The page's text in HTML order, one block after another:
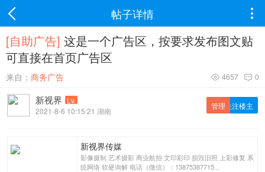
帖子详情 
[自助广告] 这是一个广告区，按要求发布图文贴
可直接在首页广告区
来自： 商务广告  0
 4657
新视界 Lv.
2021-8-6 10:15:21 湖南
关注楼主
管理
新视界传媒
影像摄制 艺术摄影 商业航拍 文印彩印 损毁旧照 上彩修复 系
统网络 软硬询解 电话（微信）：13875387715...